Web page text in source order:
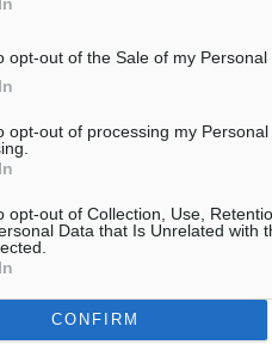
opt-out of the Sale of my Personal
opt-out of processing my
opt-out of Collection, Use,
Data that Is Unrelated with
CONFIRM
Βαλαωρίτης
δοκιμιογράφος και
λογοτεχνίας, Νάνος
το βράδυ της Πέμπτης, σε
Τη δυσάρεστη είδηση ...